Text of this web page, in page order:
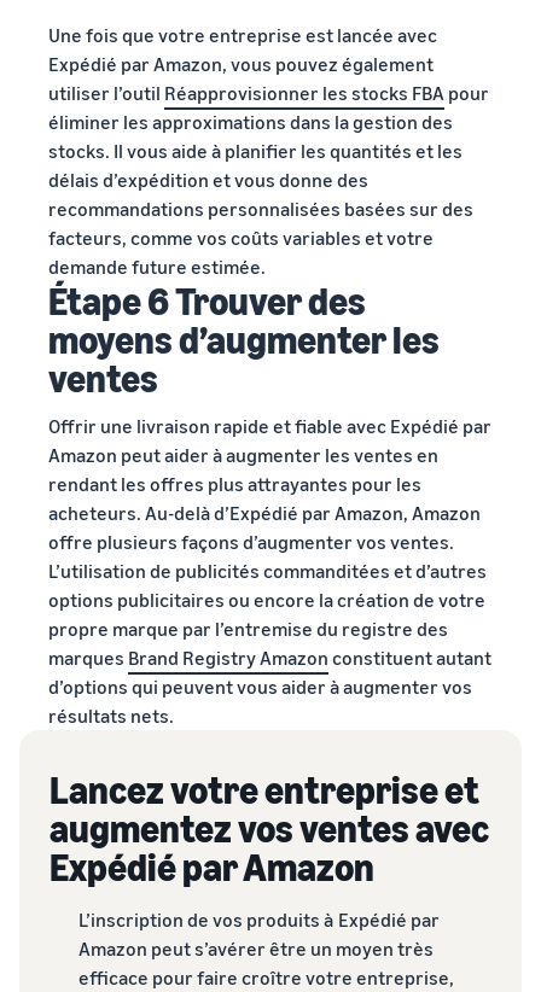
Une fois que votre entreprise est lancée avec
Expédié par Amazon, vous pouvez également
utiliser l’outil Réapprovisionner les stocks FBA pour
éliminer les approximations dans la gestion des
stocks. Il vous aide à planifier les quantités et les
délais d’expédition et vous donne des
recommandations personnalisées basées sur des
facteurs, comme vos coûts variables et votre
demande future estimée.
Étape 6 Trouver des
moyens d’augmenter les
ventes
Offrir une livraison rapide et fiable avec Expédié par
Amazon peut aider à augmenter les ventes en
rendant les offres plus attrayantes pour les
acheteurs. Au-delà d’Expédié par Amazon, Amazon
offre plusieurs façons d’augmenter vos ventes.
L’utilisation de publicités commanditées et d’autres
options publicitaires ou encore la création de votre
propre marque par l’entremise du registre des
marques Brand Registry Amazon constituent autant
d’options qui peuvent vous aider à augmenter vos
résultats nets.
Lancez votre entreprise et
augmentez vos ventes avec
Expédié par Amazon
L’inscription de vos produits à Expédié par
Amazon peut s’avérer être un moyen très
efficace pour faire croître votre entreprise,